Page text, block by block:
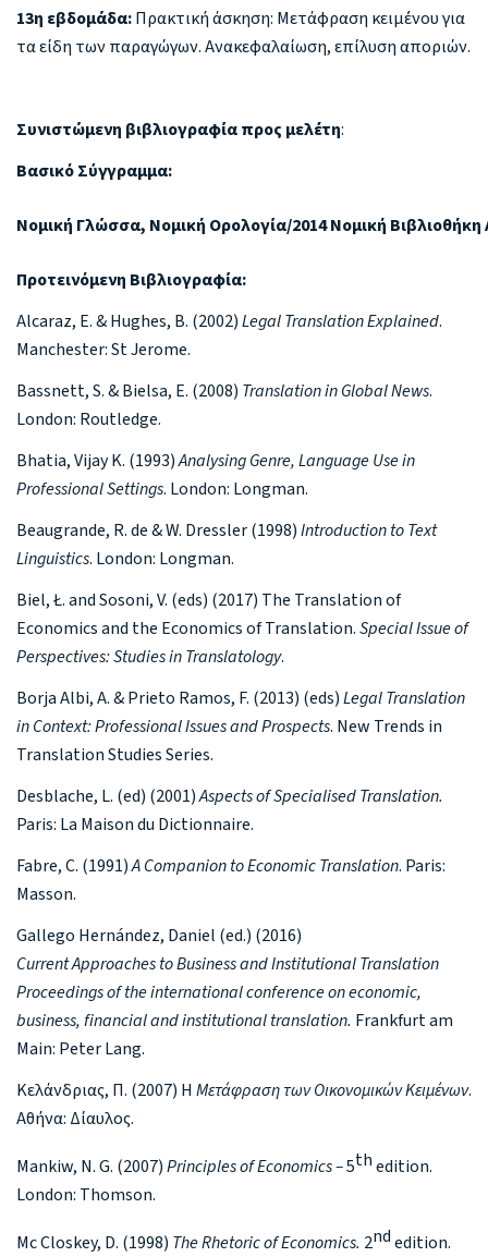
13η εβδομάδα:Πρακτική άσκηση: Μετάφραση κειμένου για
τα είδη των παραγώγων. Ανακεφαλαίωση, επίλυση αποριών.
Συνιστώμενη βιβλιογραφία προς μελέτη:
Βασικό Σύγγραμμα:
Νομική Γλώσσα, Νομική Ορολογία/2014 Νομική
Προτεινόμενη Βιβλιογραφία:
Alcaraz, E. & Hughes, B. (2002)LegalTranslationExplained.
Manchester: St Jerome.
Bassnett, S. & Bielsa, E. (2008) Translation in Global News.
London: Routledge.
Bhatia, Vijay K. (1993)AnalysingGenre, Language Use in
Professional Settings. London: Longman.
Beaugrande, R. de & W. Dressler (1998)Introduction to Text
Linguistics. London: Longman.
Biel, Ł. and Sosoni, V. (eds) (2017) The Translation of
Economics and the Economics of Translation.Special Issue of
Perspectives: Studies in Translatology.
Borja Albi, A. & Prieto Ramos, F. (2013) (eds)Legal Translation
in Context: Professional Issues and Prospects. New Trends in
Translation Studies Series.
Desblache, L. (ed) (2001)Aspects of Specialised Translation.
Paris: La Maison du Dictionnaire.
Fabre, C. (1991)A Companion to Economic Translation. Paris:
Masson.
Gallego Hernández, Daniel (ed.) (2016)
Current Approaches to Business and Institutional Translation
Proceedings of the international conference on economic,
business, financial and institutional translation. Frankfurt am
Main: Peter Lang.
Κελάνδριας, Π. (2007) Η Μετάφραση των Οικονομικών Κειμένων.
Αθήνα: Δίαυλος.
Mankiw, N. G. (2007)Principles of Economics –5thedition.
London: Thomson.
Mc Closkey, D. (1998) The Rhetoric of Economics. 2ndedition.